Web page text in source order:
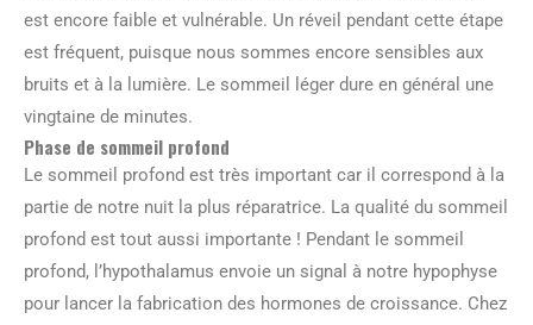
est encore faible et vulnérable. Un réveil pendant cette étape
est fréquent, puisque nous sommes encore sensibles aux
bruits et à la lumière. Le sommeil léger dure en général une
vingtaine de minutes.
Phase de sommeil profond
Le sommeil profond est très important car il correspond à la
partie de notre nuit la plus réparatrice. La qualité du sommeil
profond est tout aussi importante ! Pendant le sommeil
profond, l’hypothalamus envoie un signal à notre hypophyse
pour lancer la fabrication des hormones de croissance. Chez